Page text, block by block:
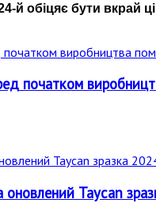
й обіцяє бути вкрай
початком
оновлений Taycan